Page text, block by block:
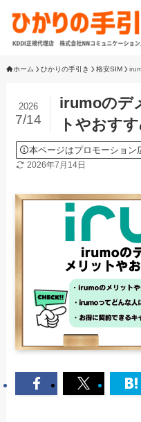
ホーム ひかりの手引き 格安SIM
irumoのデ
トやおす
2026
7/14
本ページはプロモーション
2026年7月14日